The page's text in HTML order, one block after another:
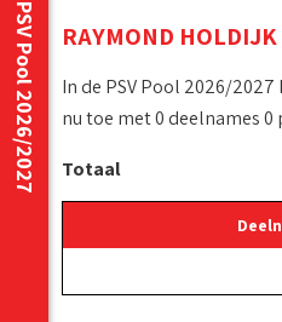
PSV Pool 2026/2027 RAYMOND HOLDIJK
In de PSV Pool 2026/
nu toe met 0 deelnames 0
Totaal